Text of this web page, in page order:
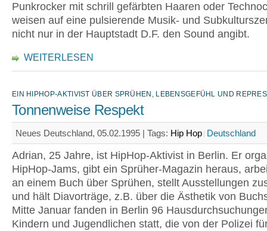
Punkrocker mit schrill gefärbten Haaren oder
weisen auf eine pulsierende Musik- und
nicht nur in der Hauptstadt D.F. den Sound angibt.
WEITERLESEN
EIN HIPHOP-AKTIVIST ÜBER SPRÜHEN, LEBENSGEFÜHL UND
Tonnenweise Respekt
Neues Deutschland, 05.02.1995 | Tags: Hip Hop Deutschland
Adrian, 25 Jahre, ist HipHop-Aktivist in Berlin. Er
HipHop-Jams, gibt ein Sprüher-Magazin heraus,
an einem Buch über Sprühen, stellt Ausstellungen
und hält Diavorträge, z.B. über die Ästhetik von
Mitte Januar fanden in Berlin 96
Kindern und Jugendlichen statt, die von der Polizei